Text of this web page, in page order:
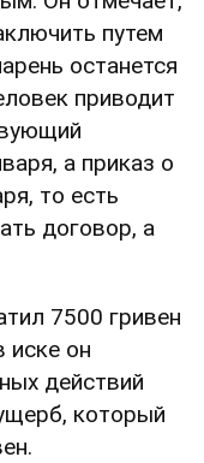
путем
останется
приводит
а приказ о
то есть
договор, а
7500 гривен
иске он
действий
который